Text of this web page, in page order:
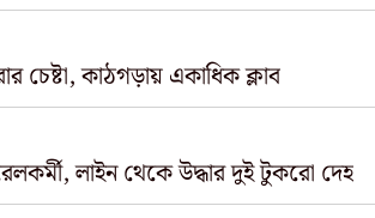
চেষ্টা, কাঠগড়ায় একাধিক ক্লাব
লাইন থেকে উদ্ধার দুই টুকরো দেহ